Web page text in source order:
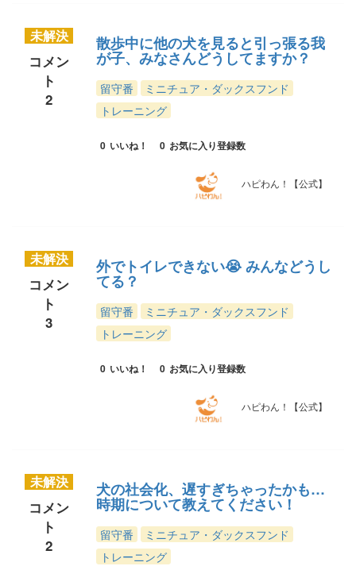
未解決
コメン
ト
2
散歩中に他の犬を見ると引っ張る我
が子、みなさんどうしてますか？
留守番
ミニチュア・ダックスフンド
トレーニング
0 いいね！ 0 お気に入り登録数
ハピわん！【公式】
未解決
コメン
ト
3
外でトイレできない😭 みんなどうし
てる？
留守番
ミニチュア・ダックスフンド
トレーニング
0 いいね！ 0 お気に入り登録数
ハピわん！【公式】
未解決
コメン
ト
2
犬の社会化、遅すぎちゃったかも…
時期について教えてください！
留守番
ミニチュア・ダックスフンド
トレーニング